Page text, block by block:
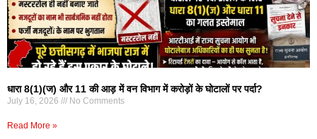
धारा 8(1)(ज) और 11 की आड़ में वन विभाग में करोड़ों के घोटालों पर पर्दा?
July 16, 2026 No Comments
Read More »